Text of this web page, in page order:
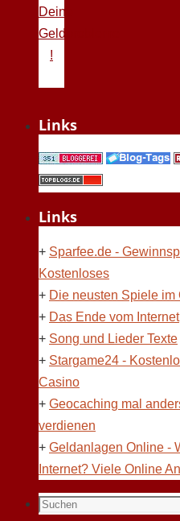
Deine
Geldprobleme
!
Links
Links
+ Sparfee.de -
Kostenloses
+ Die neusten Spiele im
+ Das Ende vom Internet
+ Song und Lieder Texte
+ Stargame24 -
Casino
+ Geocaching mal
verdienen
+ Geldanlagen Online -
Internet? Viele Online
Suchen